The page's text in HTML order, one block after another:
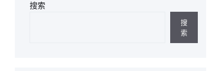
搜索
搜
索